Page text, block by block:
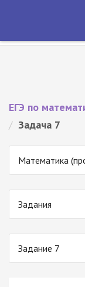
ЕГЭ по
/ Задача 7
Математика
Задания
Задание 7